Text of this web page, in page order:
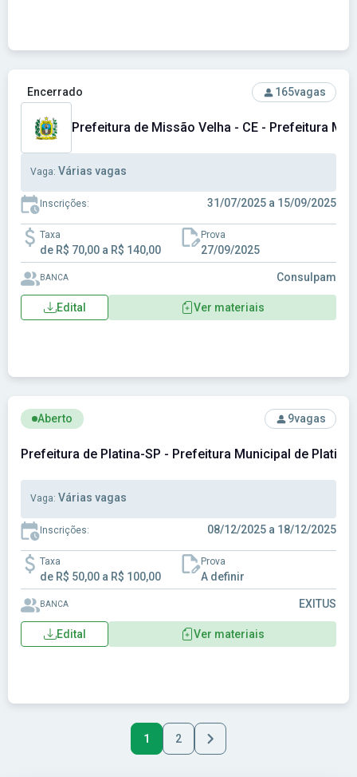
Ver concurso: Prefeitura de Missão Velha - CE - Prefeitura
Encerrado 165vagas
Prefeitura de Missão Velha - CE - Prefeitura
Vaga: Várias vagas
Inscrições: 31/07/2025 a 15/09/2025
Taxa
de R$ 70,00 a R$ 140,00
Prova
27/09/2025
BANCA Consulpam
Edital Ver materiais
Ver concurso: Prefeitura de Platina-SP - Prefeitura
Aberto 9vagas
Prefeitura de Platina-SP - Prefeitura Municipal de
Vaga: Várias vagas
Inscrições: 08/12/2025 a 18/12/2025
Taxa
de R$ 50,00 a R$ 100,00
Prova
A definir
BANCA EXITUS
Edital Ver materiais
1 2